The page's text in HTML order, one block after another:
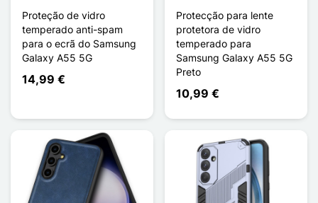
Proteção de vidro
temperado anti-spam
para o ecrã do Samsung
Galaxy A55 5G
14,99 €
Protecção para lente
protetora de vidro
temperado para
Samsung Galaxy A55 5G
Preto
10,99 €